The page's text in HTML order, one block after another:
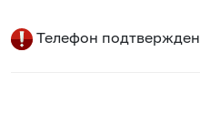
Телефон подтвержден